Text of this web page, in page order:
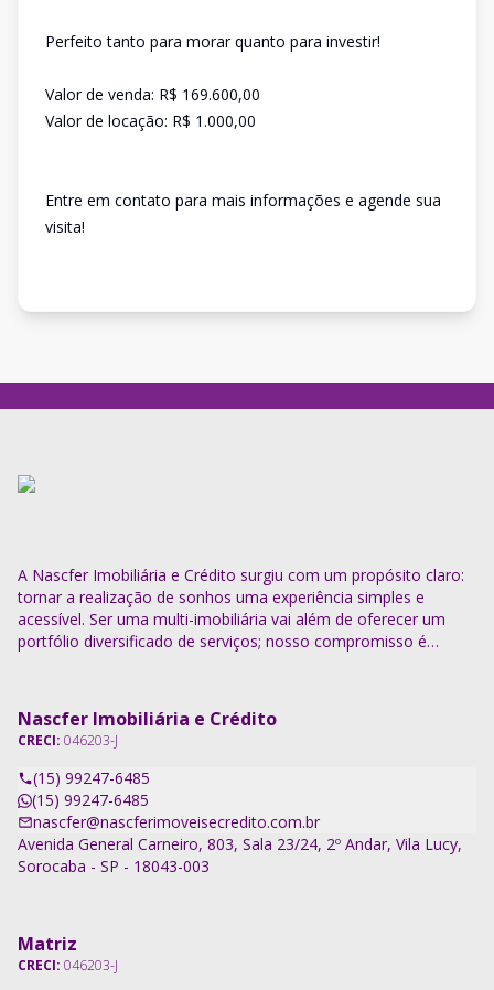
Perfeito tanto para morar quanto para investir!
Valor de venda: R$ 169.600,00
Valor de locação: R$ 1.000,00
Entre em contato para mais informações e agende sua
visita!
A Nascfer Imobiliária e Crédito surgiu com um propósito claro:
tornar a realização de sonhos uma experiência simples e
acessível. Ser uma multi-imobiliária vai além de oferecer um
portfólio diversificado de serviços; nosso compromisso é
Nascfer Imobiliária e Crédito
CRECI: 046203-J
(15) 99247-6485
(15) 99247-6485
nascfer@nascferimoveisecredito.com.br
Avenida General Carneiro, 803, Sala 23/24, 2º Andar, Vila Lucy,
Sorocaba - SP - 18043-003
Matriz
CRECI: 046203-J